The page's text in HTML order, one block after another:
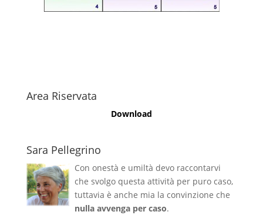
Area Riservata
Download
Sara Pellegrino
Con onestà e umiltà devo raccontarvi
che svolgo questa attività per puro caso,
tuttavia è anche mia la convinzione che
nulla avvenga per caso.